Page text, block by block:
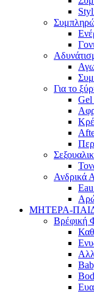
Για το
Gel
Ανδρικά
ΜΗΤΕΡΑ-
Βρέφική